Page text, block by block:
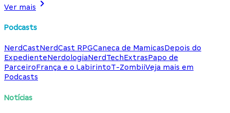
Ver mais
Podcasts
NerdCastNerdCast RPGCaneca de MamicasDepois do
ExpedienteNerdologiaNerdTechExtrasPapo de
ParceiroFrança e o LabirintoT-ZombiiVeja mais em
Podcasts
Notícias